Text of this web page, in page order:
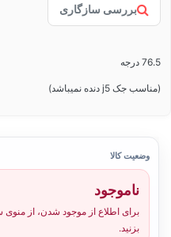
بررسی سازگاری
76.5 درجه
(مناسب جک j5 دنده نمیباشد)
وضعیت کالا
ناموجود
برای اطلاع از موجود شدن، از منوی
بزنید.